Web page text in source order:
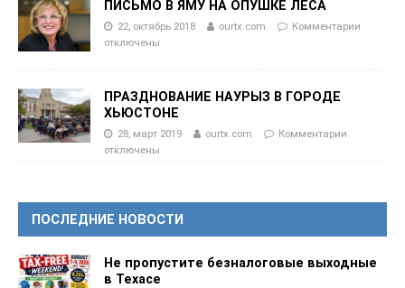
ПИСЬМО В ЯМУ НА ОПУШКЕ ЛЕСА
22, октябрь 2018 ourtx.com
Комментарии
отключены
ПРАЗДНОВАНИЕ НАУРЫЗ В ГОРОДЕ
ХЬЮСТОНЕ
28, март 2019 ourtx.com
Комментарии
отключены
ПОСЛЕДНИЕ НОВОСТИ
Не пропустите безналоговые выходные
в Техасе